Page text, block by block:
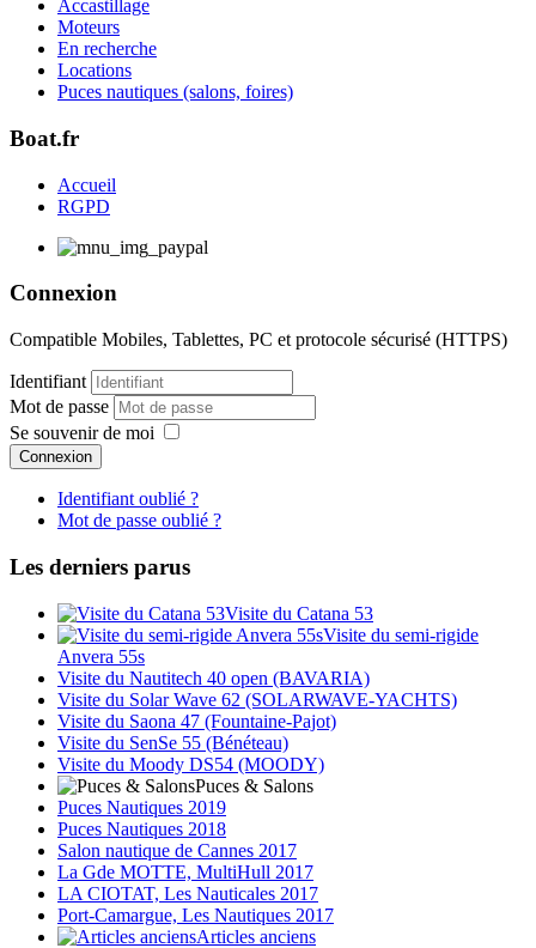
Accastillage
Moteurs
En recherche
Locations
Puces nautiques (salons, foires)
Boat.fr
Accueil
RGPD
Connexion
Compatible Mobiles, Tablettes, PC et protocole sécurisé (HTTPS)
Identifiant
Mot de passe
Se souvenir de moi
Connexion
Identifiant oublié ?
Mot de passe oublié ?
Les derniers parus
Visite du Catana 53
Visite du semi-rigide
Anvera 55s
Visite du Nautitech 40 open (BAVARIA)
Visite du Solar Wave 62 (SOLARWAVE-YACHTS)
Visite du Saona 47 (Fountaine-Pajot)
Visite du SenSe 55 (Bénéteau)
Visite du Moody DS54 (MOODY)
Puces & Salons
Puces Nautiques 2019
Puces Nautiques 2018
Salon nautique de Cannes 2017
La Gde MOTTE, MultiHull 2017
LA CIOTAT, Les Nauticales 2017
Port-Camargue, Les Nautiques 2017
Articles anciens